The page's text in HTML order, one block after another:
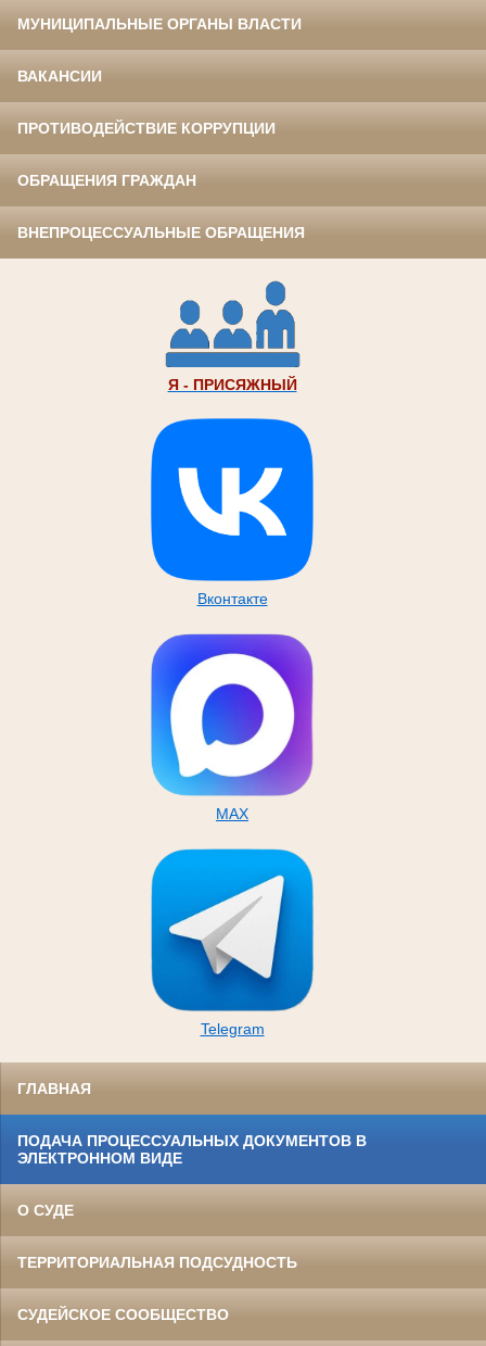
МУНИЦИПАЛЬНЫЕ ОРГАНЫ ВЛАСТИ
ВАКАНСИИ
ПРОТИВОДЕЙСТВИЕ КОРРУПЦИИ
ОБРАЩЕНИЯ ГРАЖДАН
ВНЕПРОЦЕССУАЛЬНЫЕ ОБРАЩЕНИЯ
Я - ПРИСЯЖНЫЙ
Вконтакте
MAX
Telegram
ГЛАВНАЯ
ПОДАЧА ПРОЦЕССУАЛЬНЫХ ДОКУМЕНТОВ В
ЭЛЕКТРОННОМ ВИДЕ
О СУДЕ
ТЕРРИТОРИАЛЬНАЯ ПОДСУДНОСТЬ
СУДЕЙСКОЕ СООБЩЕСТВО